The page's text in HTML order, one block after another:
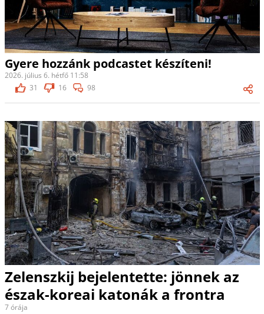
Gyere hozzánk podcastet készíteni!
2026. július 6. hétfő 11:58
31
16 98
Zelenszkij bejelentette: jönnek az
észak-koreai katonák a frontra
7 órája